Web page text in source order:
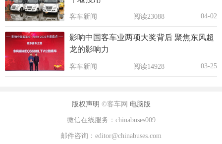
客车新闻 阅读23088 04-02
影响中国客车业两项大奖背后 聚焦东风超
龙的影响力
客车新闻 阅读14928 03-25
版权声明 ©客车网 电脑版
微信在线服务：chinabuses009
邮件咨询：editor@chinabuses.com